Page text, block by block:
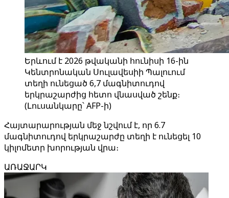
Երևում է 2026 թվականի հունիսի 16-ին
Կենտրոնական Սուլավեսիի Պալուում
տեղի ունեցած 6,7 մագնիտուդով
երկրաշարժից հետո վնասված շենք։
(Լուսանկարը՝ AFP-ի)
Հայտարարության մեջ նշվում է, որ 6.7
մագնիտուդով երկրաշարժը տեղի է ունեցել 10
կիլոմետր խորության վրա։
ԱՌԱՋԱՐԿ